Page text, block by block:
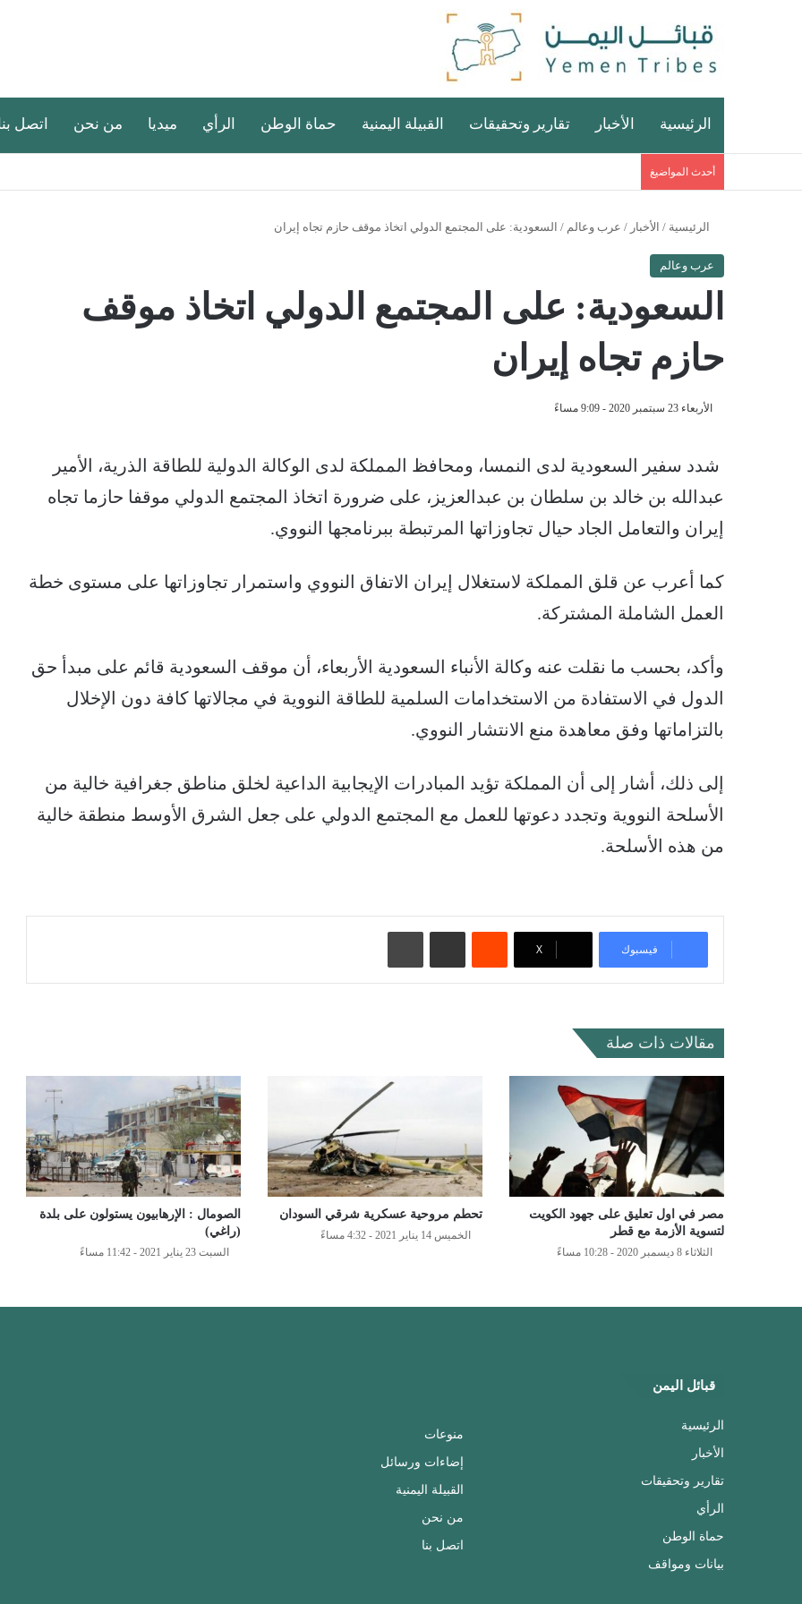
الرئيسية الأخبار تقارير وتحقيقات القبيلة اليمنية حماة الوطن الرأي ميديا من نحن اتصل
أحدث المواضيغ
الرئيسية / الأخبار / عرب وعالم / السعودية: على المجتمع الدولي اتخاذ موقف حازم تجاه إيران
عرب وعالم
السعودية: على المجتمع الدولي اتخاذ موقف
حازم تجاه إيران
الأربعاء 23 سبتمبر 2020 - 9:09 مساءً
شدد سفير السعودية لدى النمسا، ومحافظ المملكة لدى الوكالة الدولية للطاقة الذرية، الأمير
عبدالله بن خالد بن سلطان بن عبدالعزيز، على ضرورة اتخاذ المجتمع الدولي موقفا حازما تجاه
إيران والتعامل الجاد حيال تجاوزاتها المرتبطة ببرنامجها النووي.
كما أعرب عن قلق المملكة لاستغلال إيران الاتفاق النووي واستمرار تجاوزاتها على مستوى خطة
العمل الشاملة المشتركة.
وأكد، بحسب ما نقلت عنه وكالة الأنباء السعودية الأربعاء، أن موقف السعودية قائم على مبدأ حق
الدول في الاستفادة من الاستخدامات السلمية للطاقة النووية في مجالاتها كافة دون الإخلال
بالتزاماتها وفق معاهدة منع الانتشار النووي.
إلى ذلك، أشار إلى أن المملكة تؤيد المبادرات الإيجابية الداعية لخلق مناطق جغرافية خالية من
الأسلحة النووية وتجدد دعوتها للعمل مع المجتمع الدولي على جعل الشرق الأوسط منطقة خالية
من هذه الأسلحة.
فيسبوك ‫X
مقالات ذات صلة
مصر في اول تعليق على جهود الكويت
لتسوية الأزمة مع قطر
الثلاثاء 8 ديسمبر 2020 - 10:28 مساءً
تحطم مروحية عسكرية شرقي السودان
الخميس 14 يناير 2021 - 4:32 مساءً
الصومال : الإرهابيون يستولون على بلدة
(راغي)
السبت 23 يناير 2021 - 11:42 مساءً
قبائل اليمن
الرئيسية
الأخبار
تقارير وتحقيقات
الرأي
حماة الوطن
بيانات ومواقف
منوعات
إضاءات ورسائل
القبيلة اليمنية
من نحن
اتصل بنا